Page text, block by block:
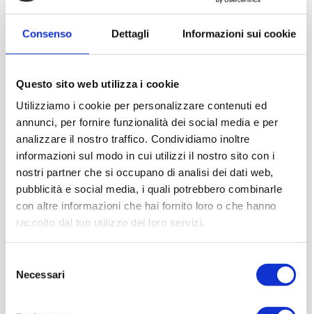
Consenso Dettagli Informazioni sui cookie
Questo sito web utilizza i cookie
Utilizziamo i cookie per personalizzare contenuti ed
annunci, per fornire funzionalità dei social media e per
analizzare il nostro traffico. Condividiamo inoltre
informazioni sul modo in cui utilizzi il nostro sito con i
nostri partner che si occupano di analisi dei dati web,
pubblicità e social media, i quali potrebbero combinarle
con altre informazioni che hai fornito loro o che hanno
raccolto dal tuo utilizzo dei loro servizi.
delNecessari